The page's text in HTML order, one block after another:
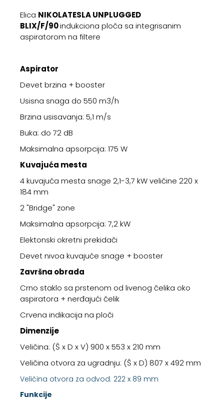
Elica NIKOLATESLA UNPLUGGED
BLIX/F/90indukciona ploča sa integrisanim
aspiratorom na filtere
Aspirator
Devet brzina + booster
Usisna snaga do 550 m3/h
Brzina usisavanja: 5,1 m/s
Buka: do 72 dB
Maksimalna apsorpcija: 175 W
Kuvajuća mesta
4 kuvajuća mesta snage 2,1-3,7 kW veličine 220 x
184 mm
2 "Bridge" zone
Maksimalna apsorpcija: 7,2 kW
Elektonski okretni prekidači
Devet nivoa kuvajuće snage + booster
Završna obrada
Crno staklo sa prstenom od livenog čelika oko
aspiratora + nerđajući čelik
Crvena indikacija na ploči
Dimenzije
Veličina: (Š x D x V) 900 x 553 x 210 mm
Veličina otvora za ugradnju: (Š x D) 807 x 492 mm
Veličina otvora za odvod: 222 x 89 mm
Funkcije